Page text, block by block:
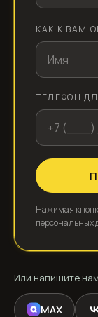
Или напишите
MAX
КАК К ВАМ
ТЕЛЕФОН
Нажимая
персональных